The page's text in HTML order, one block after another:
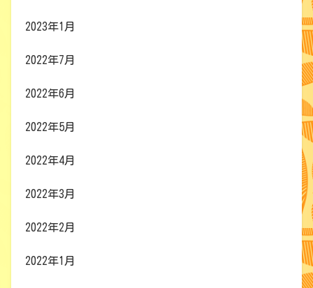
2023年1月
2022年7月
2022年6月
2022年5月
2022年4月
2022年3月
2022年2月
2022年1月